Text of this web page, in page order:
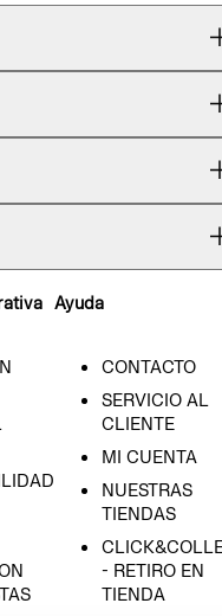
Ayuda
CONTACTO
SERVICIO AL
CLIENTE
MI CUENTA
NUESTRAS
TIENDAS
- RETIRO EN
TIENDA